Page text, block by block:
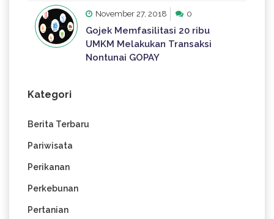
November 27, 2018 0
Gojek Memfasilitasi 20 ribu
UMKM Melakukan Transaksi
Nontunai GOPAY
Kategori
Berita Terbaru
Pariwisata
Perikanan
Perkebunan
Pertanian